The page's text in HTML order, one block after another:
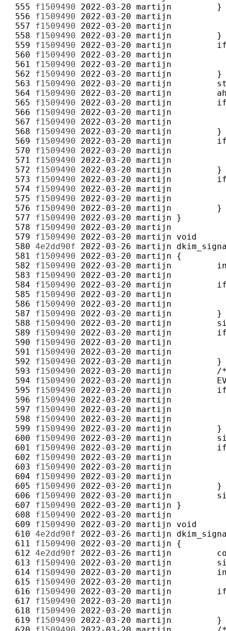
555 f1509490 2022-03-20 martijn
556 f1509490 2022-03-20 martijn
557 f1509490 2022-03-20 martijn
558 f1509490 2022-03-20 martijn
559 f1509490 2022-03-20 martijn
560 f1509490 2022-03-20 martijn
561 f1509490 2022-03-20 martijn
562 f1509490 2022-03-20 martijn
563 f1509490 2022-03-20 martijn
564 f1509490 2022-03-20 martijn
565 f1509490 2022-03-20 martijn
566 f1509490 2022-03-20 martijn
567 f1509490 2022-03-20 martijn
568 f1509490 2022-03-20 martijn
569 f1509490 2022-03-20 martijn
570 f1509490 2022-03-20 martijn
571 f1509490 2022-03-20 martijn
572 f1509490 2022-03-20 martijn
573 f1509490 2022-03-20 martijn
574 f1509490 2022-03-20 martijn
575 f1509490 2022-03-20 martijn
576 f1509490 2022-03-20 martijn
577 f1509490 2022-03-20 martijn
578 f1509490 2022-03-20 martijn
579 f1509490 2022-03-20 martijn
580 4e2dd90f 2022-03-26 martijn
581 f1509490 2022-03-20 martijn
582 f1509490 2022-03-20 martijn
583 f1509490 2022-03-20 martijn
584 f1509490 2022-03-20 martijn
585 f1509490 2022-03-20 martijn
586 f1509490 2022-03-20 martijn
587 f1509490 2022-03-20 martijn
588 f1509490 2022-03-20 martijn
589 f1509490 2022-03-20 martijn
590 f1509490 2022-03-20 martijn
591 f1509490 2022-03-20 martijn
592 f1509490 2022-03-20 martijn
593 f1509490 2022-03-20 martijn
594 f1509490 2022-03-20 martijn
595 f1509490 2022-03-20 martijn
596 f1509490 2022-03-20 martijn
597 f1509490 2022-03-20 martijn
598 f1509490 2022-03-20 martijn
599 f1509490 2022-03-20 martijn
600 f1509490 2022-03-20 martijn
601 f1509490 2022-03-20 martijn
602 f1509490 2022-03-20 martijn
603 f1509490 2022-03-20 martijn
604 f1509490 2022-03-20 martijn
605 f1509490 2022-03-20 martijn
606 f1509490 2022-03-20 martijn
607 f1509490 2022-03-20 martijn
608 f1509490 2022-03-20 martijn
609 f1509490 2022-03-20 martijn
610 4e2dd90f 2022-03-26 martijn
611 f1509490 2022-03-20 martijn
612 4e2dd90f 2022-03-26 martijn
613 f1509490 2022-03-20 martijn
614 f1509490 2022-03-20 martijn
615 f1509490 2022-03-20 martijn
616 f1509490 2022-03-20 martijn
617 f1509490 2022-03-20 martijn
618 f1509490 2022-03-20 martijn
619 f1509490 2022-03-20 martijn